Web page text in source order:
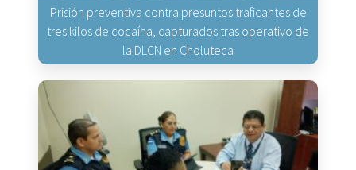
Prisión preventiva contra presuntos traficantes de
tres kilos de cocaína, capturados tras operativo de
la DLCN en Choluteca